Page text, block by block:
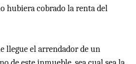
hubiera cobrado la renta del
llegue el arrendador de un